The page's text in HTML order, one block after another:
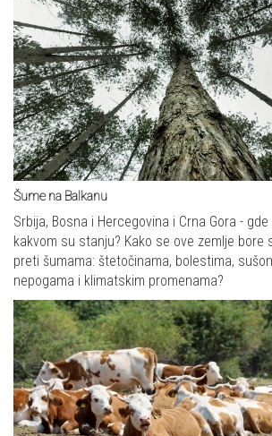
Šume na Balkanu
Srbija, Bosna i Hercegovina i Crna Gora -
kakvom su stanju? Kako se ove zemlje bore
preti šumama: štetočinama, bolestima,
nepogama i klimatskim promenama?